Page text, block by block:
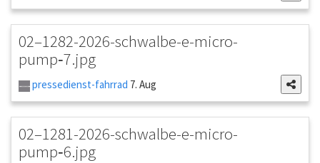
02–1282-2026-schwalbe-e-micro-
pump‑7.jpg
pressedienst-fahrrad 7. Aug
02–1281-2026-schwalbe-e-micro-
pump‑6.jpg